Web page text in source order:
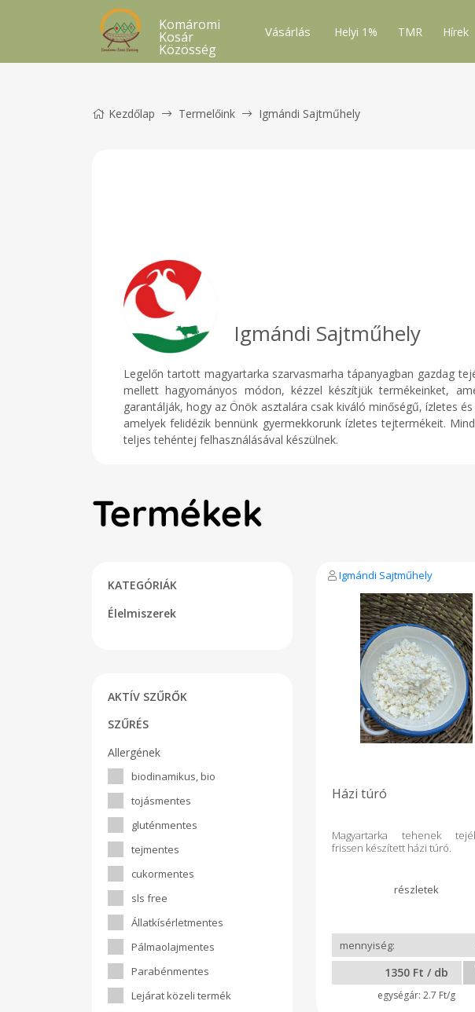
Komáromi
Kosár
Közösség
Vásárlás Helyi 1% TMR Hírek
Kezdőlap Termelőink Igmándi Sajtműhely
Igmándi Sajtműhely
Legelőn tartott magyartarka szarvasmarha tápanyagban gazdag
mellett hagyományos módon, kézzel készítjük termékeinket,
garantálják, hogy az Önök asztalára csak kiváló minőségű, ízletes
amelyek felidézik bennünk gyermekkorunk ízletes tejtermékeit.
teljes tehéntej felhasználásával készülnek.
Termékek
KATEGÓRIÁK
Élelmiszerek
AKTÍV SZŰRŐK
SZŰRÉS
Allergének
biodinamikus, bio
tojásmentes
gluténmentes
tejmentes
cukormentes
sls free
Állatkísérletmentes
Pálmaolajmentes
Parabénmentes
Lejárat közeli termék
Igmándi Sajtműhely
Házi túró
Magyartarka tehenek
frissen készített házi túró.
1350 Ft / db
2.7 Ft/g